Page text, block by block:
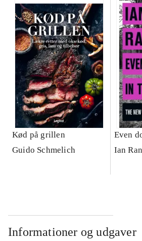
Kød på grillen
Guido Schmelich
Even
Ian
Informationer og udgaver